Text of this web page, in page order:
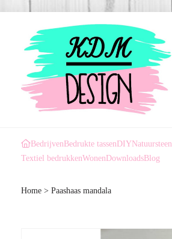
BedrijvenBedrukte tassenDIYNatuursteen
Textiel bedrukkenWonenDownloadsBlog
Home > Paashaas mandala